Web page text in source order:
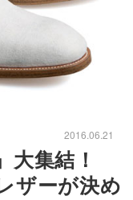
2016.06.21
大集結！
ザーが決め